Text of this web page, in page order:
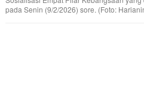
pada Senin (9/2/2026) sore. (Foto: